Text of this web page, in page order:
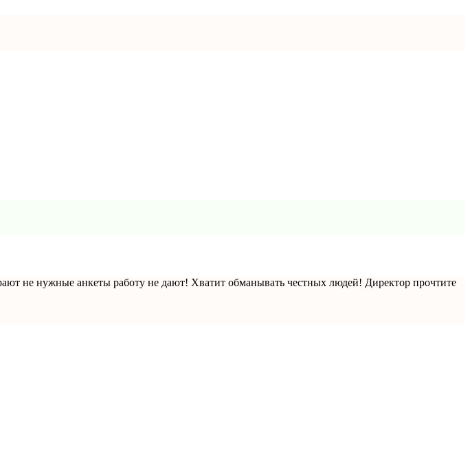
не нужные анкеты работу не дают! Хватит обманывать честных людей! Директор прочтите